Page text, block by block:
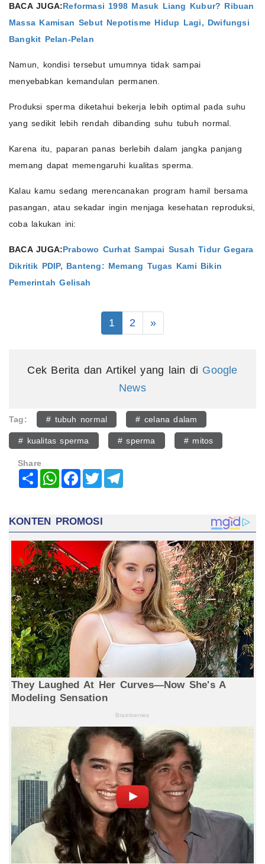
BACA JUGA:Reformasi 1998 Masuk Liang Kubur? Ribuan
Massa Kamisan Sebut Nepotisme Hidup Lagi, Dwifungsi
Bangkit Pelan-Pelan
Namun, kondisi tersebut umumnya tidak sampai
menyebabkan kemandulan permanen.
Produksi sperma diketahui bekerja lebih optimal pada suhu
yang sedikit lebih rendah dibanding suhu tubuh normal.
Karena itu, paparan panas berlebih dalam jangka panjang
memang dapat memengaruhi kualitas sperma.
Kalau kamu sedang merencanakan program hamil bersama
pasangan, atau sekadar ingin menjaga kesehatan reproduksi,
coba lakukan ini:
BACA JUGA:Prabowo Curhat Sampai Susah Tidur Gegara
Dikritik PDIP, Banteng: Memang Tugas Kami Bikin
Pemerintah Gelisah
1 2 »
Cek Berita dan Artikel yang lain di Google
News
Tag: # tubuh normal # celana dalam
# kualitas sperma # sperma # mitos
Share
Share WhatsAppFacebook
Twitter